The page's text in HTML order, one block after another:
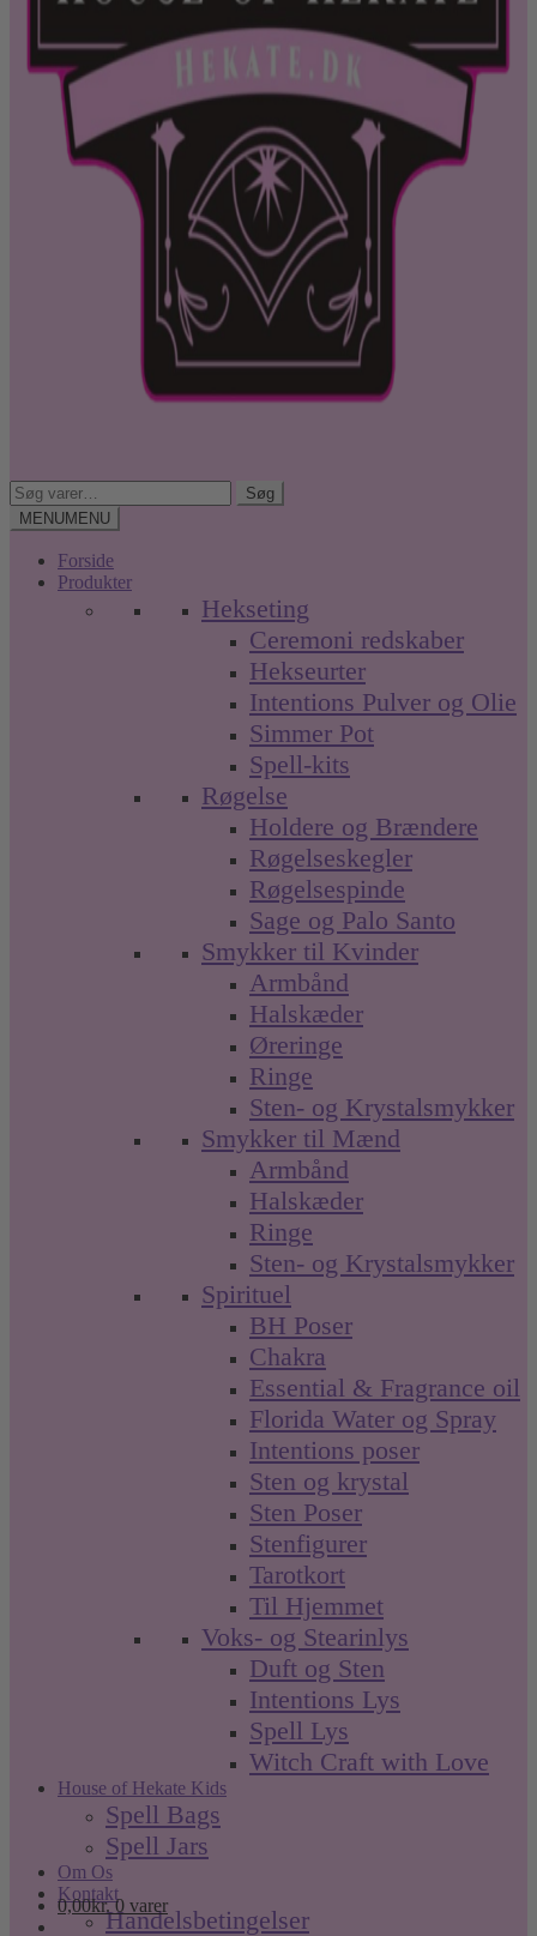
Søg
efter:
Søg
MENUMENU
Forside
Produkter
Hekseting
Ceremoni redskaber
Hekseurter
Intentions Pulver og Olie
Simmer Pot
Spell-kits
Røgelse
Holdere og Brændere
Røgelseskegler
Røgelsespinde
Sage og Palo Santo
Smykker til Kvinder
Armbånd
Halskæder
Øreringe
Ringe
Sten- og Krystalsmykker
Smykker til Mænd
Armbånd
Halskæder
Ringe
Sten- og Krystalsmykker
Spirituel
BH Poser
Chakra
Essential & Fragrance oil
Florida Water og Spray
Intentions poser
Sten og krystal
Sten Poser
Stenfigurer
Tarotkort
Til Hjemmet
Voks- og Stearinlys
Duft og Sten
Intentions Lys
Spell Lys
Witch Craft with Love
House of Hekate Kids
Spell Bags
Spell Jars
Om Os
Kontakt
Handelsbetingelser
0,00kr. 0 varer